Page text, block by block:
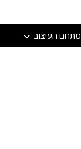
מתחם העיצוב